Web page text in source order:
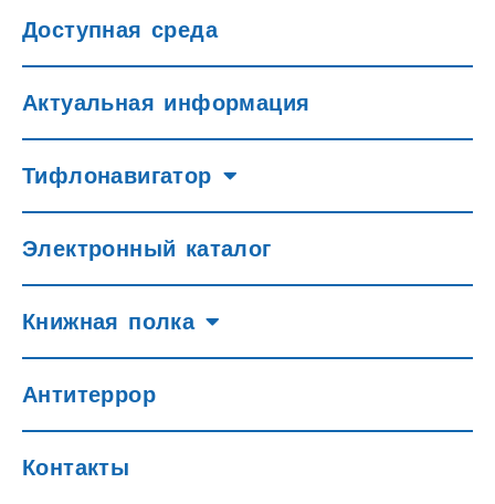
Доступная среда
Актуальная информация
Тифлонавигатор
Электронный каталог
Книжная полка
Антитеррор
Контакты